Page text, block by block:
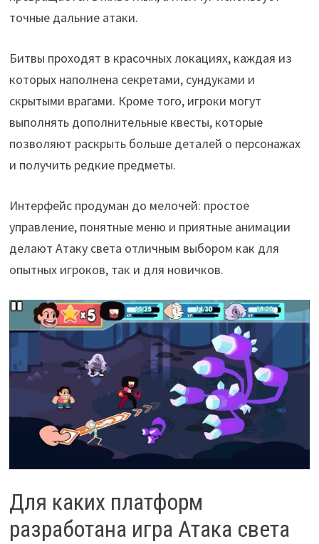
точные дальние атаки.
Битвы проходят в красочных локациях, каждая из
которых наполнена секретами, сундуками и
скрытыми врагами. Кроме того, игроки могут
выполнять дополнительные квесты, которые
позволяют раскрыть больше деталей о персонажах
и получить редкие предметы.
Интерфейс продуман до мелочей: простое
управление, понятные меню и приятные анимации
делают Атаку света отличным выбором как для
опытных игроков, так и для новичков.
Для каких платформ
разработана игра Атака света